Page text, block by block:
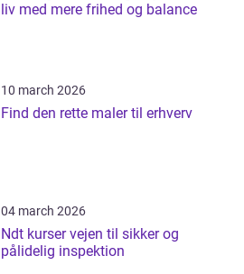
liv med mere frihed og balance
10 march 2026
Find den rette maler til erhverv
04 march 2026
Ndt kurser vejen til sikker og
pålidelig inspektion